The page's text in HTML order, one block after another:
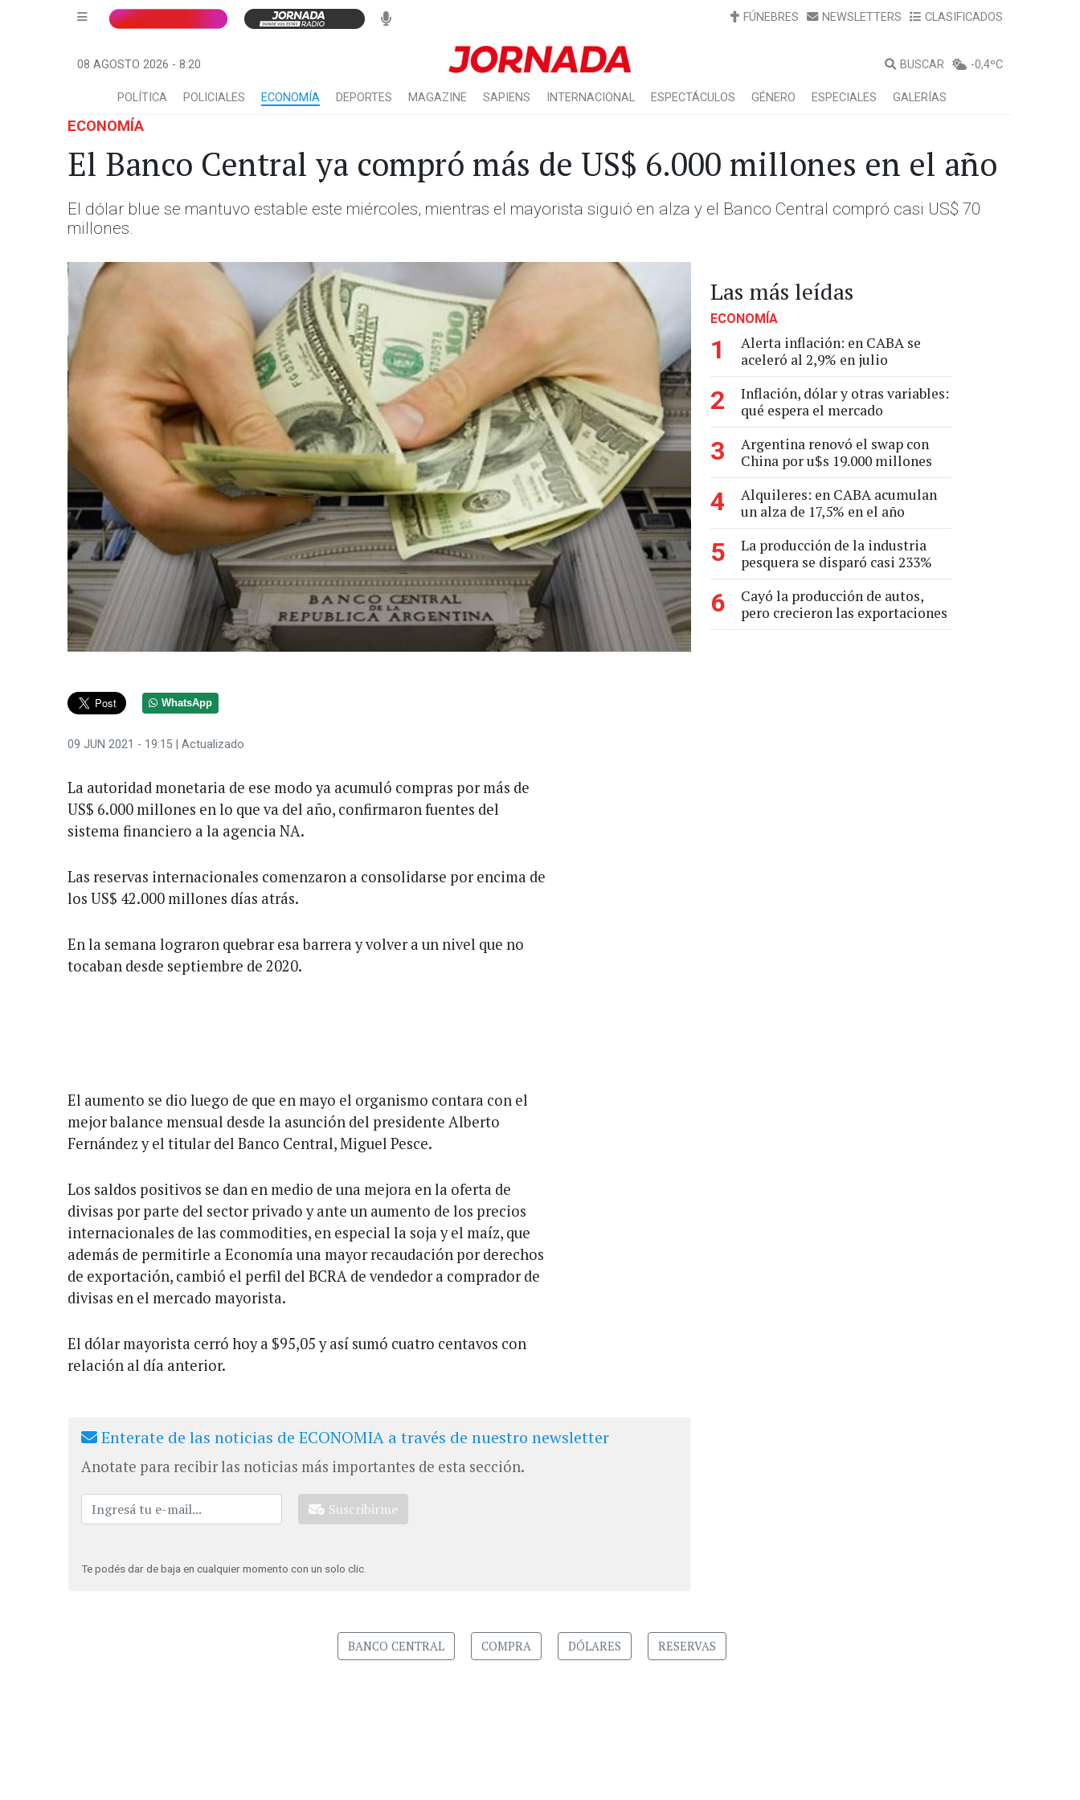
FÚNEBRES NEWSLETTERS CLASIFICADOS
08 AGOSTO 2026 - 8:20 BUSCAR -0,4ºC
POLÍTICA POLICIALES ECONOMÍA DEPORTES MAGAZINE SAPIENS INTERNACIONAL ESPECTÁCULOS GÉNERO ESPECIALES GALERÍAS
ECONOMÍA
El Banco Central ya compró más de US$ 6.000 millones en el año
El dólar blue se mantuvo estable este miércoles, mientras el mayorista siguió en alza y el Banco Central compró casi US$ 70
millones.
WhatsApp
09 JUN 2021 - 19:15 | Actualizado
La autoridad monetaria de ese modo ya acumuló compras por más de
US$ 6.000 millones en lo que va del año, confirmaron fuentes del
sistema financiero a la agencia NA.
Las reservas internacionales comenzaron a consolidarse por encima de
los US$ 42.000 millones días atrás.
En la semana lograron quebrar esa barrera y volver a un nivel que no
tocaban desde septiembre de 2020.
El aumento se dio luego de que en mayo el organismo contara con el
mejor balance mensual desde la asunción del presidente Alberto
Fernández y el titular del Banco Central, Miguel Pesce.
Los saldos positivos se dan en medio de una mejora en la oferta de
divisas por parte del sector privado y ante un aumento de los precios
internacionales de las commodities, en especial la soja y el maíz, que
además de permitirle a Economía una mayor recaudación por derechos
de exportación, cambió el perfil del BCRA de vendedor a comprador de
divisas en el mercado mayorista.
El dólar mayorista cerró hoy a $95,05 y así sumó cuatro centavos con
relación al día anterior.
Enterate de las noticias de ECONOMIA a través de nuestro newsletter
Anotate para recibir las noticias más importantes de esta sección.
Suscribirme
Te podés dar de baja en cualquier momento con un solo clic.
Las más leídas
ECONOMÍA
1
Alerta inflación: en CABA se
aceleró al 2,9% en julio
2
Inflación, dólar y otras variables:
qué espera el mercado
3
Argentina renovó el swap con
China por u$s 19.000 millones
4
Alquileres: en CABA acumulan
un alza de 17,5% en el año
5
La producción de la industria
pesquera se disparó casi 233%
6
Cayó la producción de autos,
pero crecieron las exportaciones
BANCO CENTRAL COMPRA DÓLARES RESERVAS